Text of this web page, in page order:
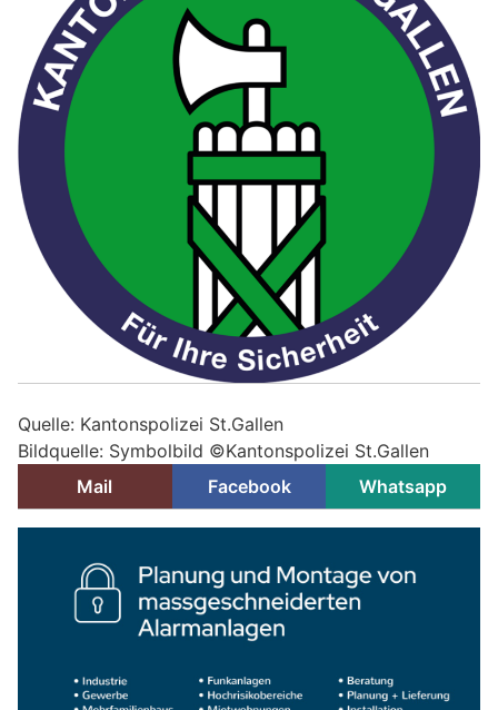
Quelle: Kantonspolizei St.Gallen
Bildquelle: Symbolbild ©Kantonspolizei St.Gallen
Mail
Facebook Whatsapp